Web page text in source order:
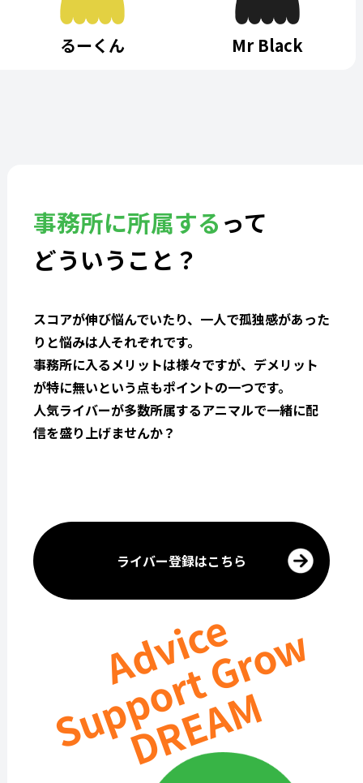
るーくん Mr Black
事務所に所属するって
どういうこと？
スコアが伸び悩んでいたり、一人で孤独感があった
りと悩みは人それぞれです。
事務所に入るメリットは様々ですが、デメリット
が特に無いという点もポイントの一つです。
人気ライバーが多数所属するアニマルで一緒に配
信を盛り上げませんか？
ライバー登録はこちら
Advice
Support Grow
DREAM